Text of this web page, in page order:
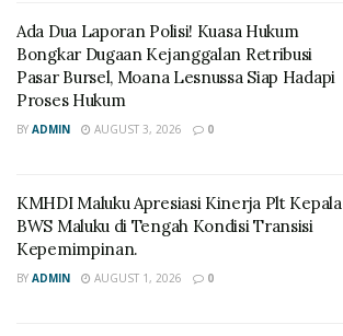
Ada Dua Laporan Polisi! Kuasa Hukum
Bongkar Dugaan Kejanggalan Retribusi
Pasar Bursel, Moana Lesnussa Siap Hadapi
Proses Hukum
BY ADMIN AUGUST 3, 2026 0
KMHDI Maluku Apresiasi Kinerja Plt Kepala
BWS Maluku di Tengah Kondisi Transisi
Kepemimpinan.
BY ADMIN AUGUST 1, 2026 0